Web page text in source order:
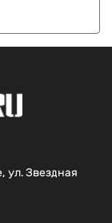
ул. Звездная